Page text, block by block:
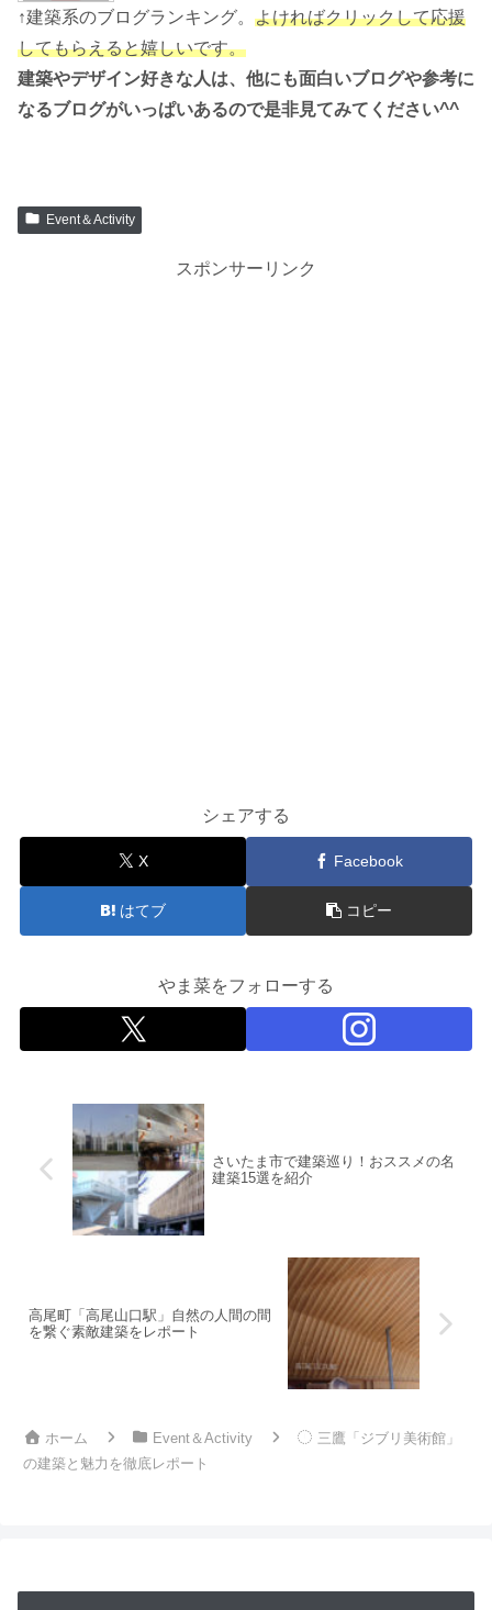
↑建築系のブログランキング。 よければクリックして応援
してもらえると嬉しいです。
建築やデザイン好きな人は、他にも面白いブログや参考に
なるブログがいっぱいあるので是非見てみてください^^
Event＆Activity
スポンサーリンク
シェアする
X Facebook
はてブ コピー
やま菜をフォローする
さいたま市で建築巡り！おススメの名
建築15選を紹介
高尾町「高尾山口駅」自然の人間の間
を繋ぐ素敵建築をレポート
ホーム Event＆Activity
三鷹「ジブリ美術館」
の建築と魅力を徹底レポート